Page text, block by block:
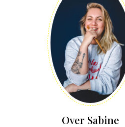
Over Sabine